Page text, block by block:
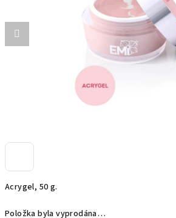
Acrygel, 50 g.
Položka byla vyprodána…
hvězdiček.